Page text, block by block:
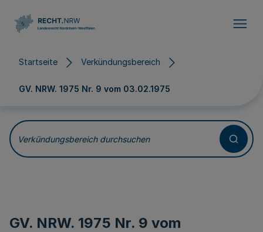
Startseite Verkündungsbereich
GV. NRW. 1975 Nr. 9 vom 03.02.1975
Verkündungsbereich durchsuchen
GV. NRW. 1975 Nr. 9 vom